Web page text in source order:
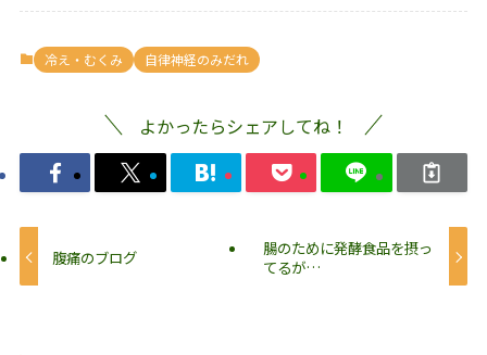
冷え・むくみ 自律神経のみだれ
よかったらシェアしてね！
腹痛のブログ
腸のために発酵食品を摂っ
てるが…